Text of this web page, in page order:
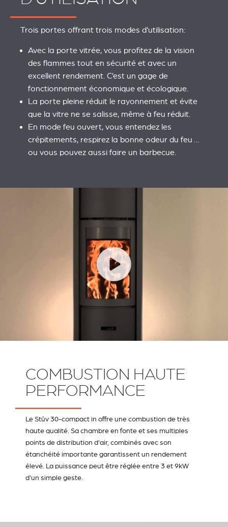
Trois portes offrant trois modes d'utilisation:
Avec la porte vitrée, vous profitez de la vision
des flammes tout en sécurité et avec un
excellent rendement. C’est un gage de
fonctionnement économique et écologique.
La porte pleine réduit le rayonnement et évite
que la vitre ne se salisse, même à feu réduit.
En mode feu ouvert, vous entendez les
crépitements, respirez la bonne odeur du feu …
ou vous pouvez aussi faire un barbecue.
COMBUSTION HAUTE
PERFORMANCE
Le Stûv 30-compact in offre une combustion de très
haute qualité. Sa chambre en fonte et ses multiples
points de distribution d'air, combinés avec son
étanchéité importante garantissent un rendement
élevé. La puissance peut être réglée entre 3 et 9kW
d'un simple geste.